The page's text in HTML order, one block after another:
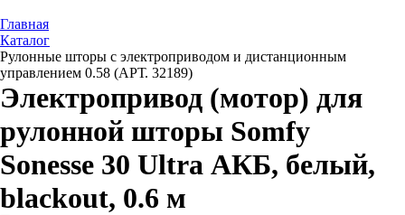
Главная
Каталог
Рулонные шторы с электроприводом и дистанционным
управлением 0.58 (АРТ. 32189)
Электропривод (мотор) для
рулонной шторы Somfy
Sonesse 30 Ultra АКБ, белый,
blackout, 0.6 м